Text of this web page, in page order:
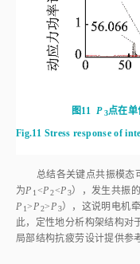
图11 P3点在单
Fig.11 Stress response of
总结各关键点共振模态
为P 1<P 2<P3），发生共振
P 1>P2>P3），这说明电机
此，定性地分析构架结构对
局部结构抗疲劳设计提供参